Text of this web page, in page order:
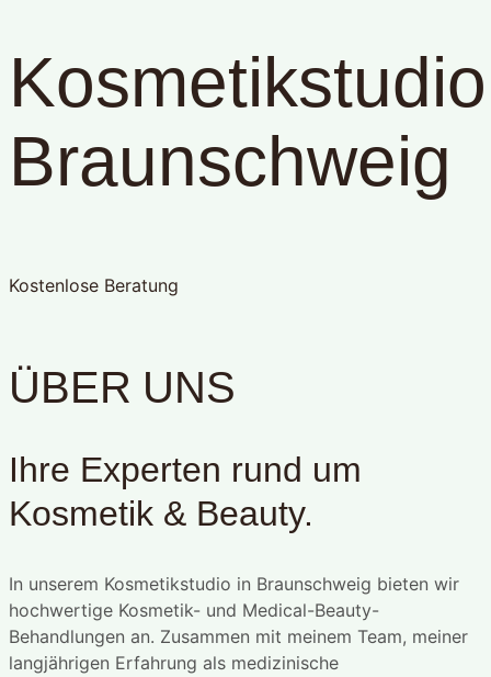
Kosmetikstudio
Braunschweig
Kostenlose Beratung
ÜBER UNS
Ihre Experten rund um
Kosmetik & Beauty.
In unserem Kosmetikstudio in Braunschweig bieten wir
hochwertige Kosmetik- und Medical-Beauty-
Behandlungen an. Zusammen mit meinem Team, meiner
langjährigen Erfahrung als medizinische